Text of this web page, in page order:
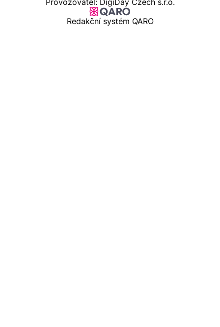
Provozovatel: DigiDay Czech s.r.o.
Redakční systém QARO